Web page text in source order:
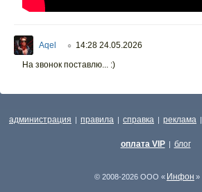
Aqel ○ 14:28 24.05.2026
На звонок поставлю... :)
администрация | правила | справка | реклама |
оплата VIP | блог
© 2008-2026 ООО « Инфон »